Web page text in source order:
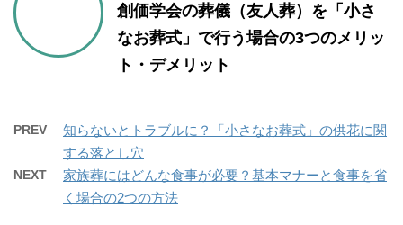
創価学会の葬儀（友人葬）を「小さ
なお葬式」で行う場合の3つのメリッ
ト・デメリット
PREV
知らないとトラブルに？「小さなお葬式」の供花に関
する落とし穴
NEXT
家族葬にはどんな食事が必要？基本マナーと食事を省
く場合の2つの方法